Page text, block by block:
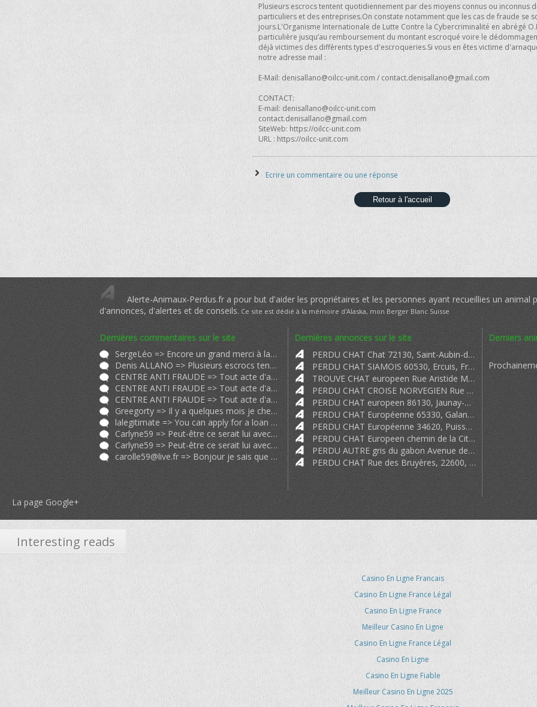
Plusieurs escrocs tentent quotidiennement par des moyens connus ou inconnus
particuliers et des entreprises.On constate notamment que les cas de fraude se
jours.L'Organisme Internationale de Lutte Contre la Cybercriminalité en abrégé
particulière jusqu’au remboursement du montant escroqué voire le
déjà victimes des différents types d'escroqueries.Si vous en êtes victime
notre adresse mail :
E-Mail: denisallano@oilcc-unit.com / contact.denisallano@gmail.com
CONTACT:
E-mail: denisallano@oilcc-unit.com
contact.denisallano@gmail.com
SiteWeb: https://oilcc-unit.com
URL : https://oilcc-unit.com
Ecrire un commentaire ou une réponse
Retour à l'accueil
Alerte-Animaux-Perdus.fr a pour but d'aider les propriétaires et les personnes ayant recueillies un animal
d'annonces, d'alertes et de conseils. Ce site est dédié à la mémoire d'Alaska, mon Berger Blanc Suisse
Dernières commentaires sur le site
SergeLéo => Encore un grand merci à la dame de Zuydcothe qui la récupété. Cett
Denis ALLANO => Plusieurs escrocs tentent quotidiennement par des moyens connus ou inc
CENTRE ANTI FRAUDE => Tout acte d'arnaque doit être signalé au service du centre antifraud
CENTRE ANTI FRAUDE => Tout acte d'arnaque doit être signalé au service du centre antifraud
CENTRE ANTI FRAUDE => Tout acte d'arnaque doit être signalé au service du centre antifraud
Greegorty => Il y a quelques mois je cherchais un courtier Crpto pour trader et j'
lalegitimate => You can apply for a loan anywhere and anytime in your convenient locat
Carlyne59 => Peut-être ce serait lui avec 4 ans de plus sait-on jamais ?! https:
Carlyne59 => Peut-être ce serait lui avec 4 ans de plus sait-on jamais ?! https:
carolle59@live.fr => Bonjour je sais que mon message ne convient pas aux règlements du si
Dernières annonces sur le site
PERDU CHAT Chat 72130, Saint-Aubin-de-Locquenay, France
PERDU CHAT SIAMOIS 60530, Ercuis, France
TROUVE CHAT europeen Rue Aristide Maillol, 44570, Trignac, France
PERDU CHAT CROISE NORVEGIEN Rue Principale, 25210, Les Fontenelles, France
PERDU CHAT europeen 86130, Jaunay-Clan, France
PERDU CHAT Européenne 65330, Galan, France
PERDU CHAT Européenne 34620, Puisserguier, France
PERDU CHAT Europeen chemin de la Citadelle, isle d'abeau 38080
PERDU AUTRE gris du gabon Avenue de Piclaouey, 33950, Lège-Cap-Ferret, France
PERDU CHAT Rue des Bruyères, 22600, La Motte, France
Derniers
La page Google+
Interesting reads
Casino En Ligne Francais
Casino En Ligne France Légal
Casino En Ligne France
Meilleur Casino En Ligne
Casino En Ligne France Légal
Casino En Ligne
Casino En Ligne Fiable
Meilleur Casino En Ligne 2025